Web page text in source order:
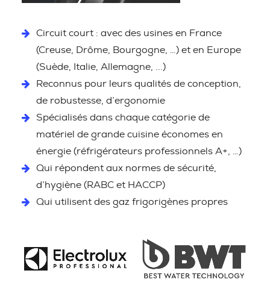
Circuit court : avec des usines en France
(Creuse, Drôme, Bourgogne, …) et en Europe
(Suède, Italie, Allemagne, ...)
Reconnus pour leurs qualités de conception,
de robustesse, d’ergonomie
Spécialisés dans chaque catégorie de
matériel de grande cuisine économes en
énergie (réfrigérateurs professionnels A+, …)
Qui répondent aux normes de sécurité,
d’hygiène (RABC et HACCP)
Qui utilisent des gaz frigorigènes propres